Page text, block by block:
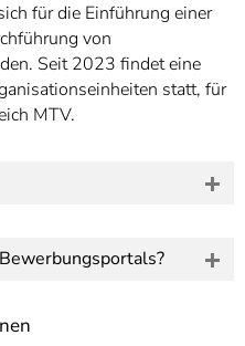
für die Einführung einer
von
Seit 2023 findet eine
statt, für
MTV.